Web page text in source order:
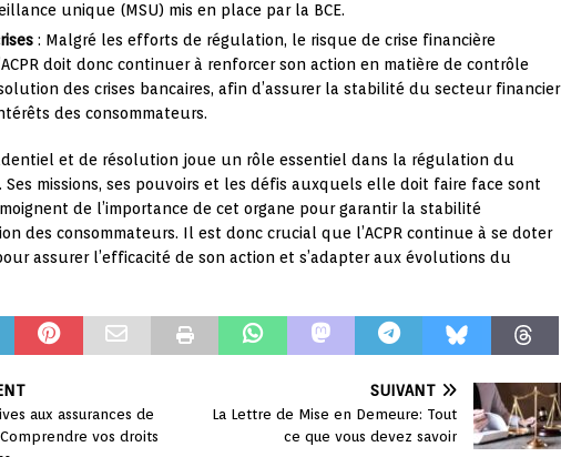
unique (MSU) mis en place par la BCE.
: Malgré les efforts de régulation, le risque de crise financière
doit donc continuer à renforcer son action en matière de contrôle
des crises bancaires, afin d’assurer la stabilité du secteur financier
des consommateurs.
et de résolution joue un rôle essentiel dans la régulation du
missions, ses pouvoirs et les défis auxquels elle doit faire face sont
de l’importance de cet organe pour garantir la stabilité
des consommateurs. Il est donc crucial que l’ACPR continue à se doter
assurer l’efficacité de son action et s’adapter aux évolutions du
aux assurances de
vos droits
SUIVANT
La Lettre de Mise en Demeure: Tout
ce que vous devez savoir